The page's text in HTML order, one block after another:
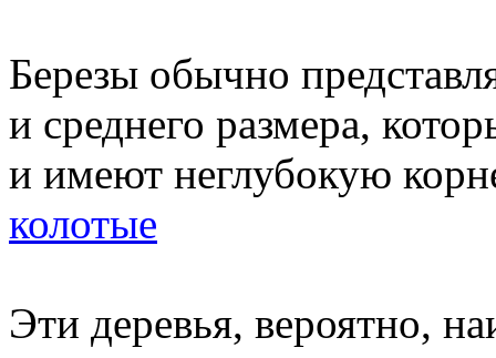
Березы обычно
и среднего размера,
и имеют неглубокую
колотые
Эти деревья, вероятно,